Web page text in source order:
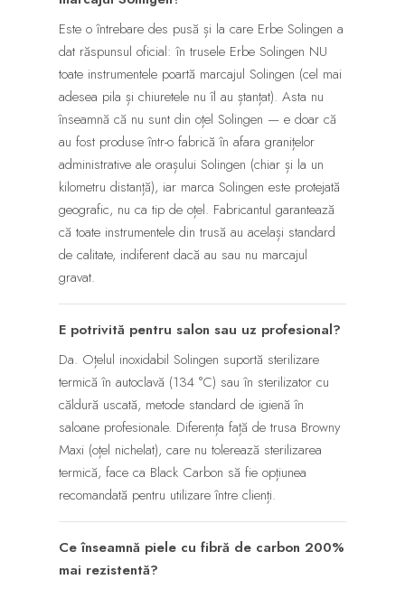
Este o întrebare des pusă și la care Erbe Solingen a
dat răspunsul oficial: în trusele Erbe Solingen NU
toate instrumentele poartă marcajul Solingen (cel mai
adesea pila și chiuretele nu îl au ștanțat). Asta nu
înseamnă că nu sunt din oțel Solingen — e doar că
au fost produse într-o fabrică în afara granițelor
administrative ale orașului Solingen (chiar și la un
kilometru distanță), iar marca Solingen este protejată
geografic, nu ca tip de oțel. Fabricantul garantează
că toate instrumentele din trusă au același standard
de calitate, indiferent dacă au sau nu marcajul
gravat.
E potrivită pentru salon sau uz profesional?
Da. Oțelul inoxidabil Solingen suportă sterilizare
termică în autoclavă (134 °C) sau în sterilizator cu
căldură uscată, metode standard de igienă în
saloane profesionale. Diferența față de trusa Browny
Maxi (oțel nichelat), care nu tolerează sterilizarea
termică, face ca Black Carbon să fie opțiunea
recomandată pentru utilizare între clienți.
Ce înseamnă piele cu fibră de carbon 200%
mai rezistentă?